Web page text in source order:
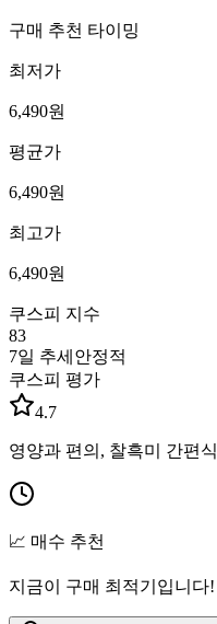
구매 추천 타이밍
최저가
6,490원
평균가
6,490원
최고가
6,490원
쿠스피 지수
83
7일 추세 안정적
쿠스피 평가
4.7
영양과 편의, 찰흑미 간편식
📈 매수 추천
지금이 구매 최적기입니다!